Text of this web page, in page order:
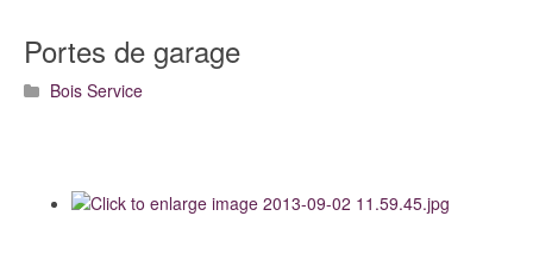
Portes de garage
Bois Service